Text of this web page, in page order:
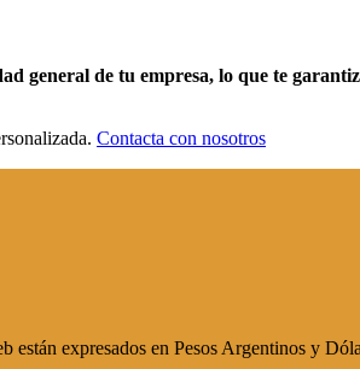
general de tu empresa, lo que te
Contacta con nosotros
en este sitio web están